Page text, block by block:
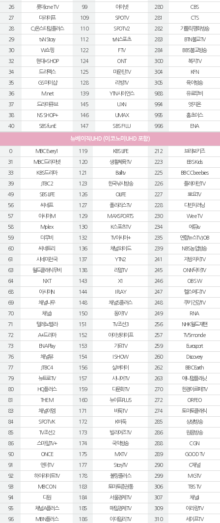
26
롯데 one TV
27
더라이프
28
CJ온스타일플러스
29
tvN Story
30
W쇼핑
32
현대+SHOP
34
드라맥스
35
GS마이샵
36
M.net
37
드라마큐브
38
NS SHOP+
40
SBS funE
99
아이넷
109
SPOTV
110
SPOTV2
112
tvN스포츠
122
FTV
124
ONT
125
마운틴TV
128
리빙TV
139
YTN사이언스
145
UXN
146
UMAX
147
SBS F!L U
280
CBS
281
CTS
282
가톨릭평화방송
283
BTN불교TV
284
BBS불교방송
300
복지TV
304
KFN
305
육아방송
988
유로무비
994
엣지온
995
홈초이스
996
ENA
뉴베이직UHD (이코노미UHD 포함)
0
MBC Every1
31
MBC드라마넷
33
KBS드라마
39
JTBC2
49
SBS LIFE
56
씨네프
57
아시아M
58
Mplex
59
더무비
60
씨네트리
61
시네마천국
63
월드클래식무비
64
NXT
68
아시아N
69
채널나우
70
채널J
71
텔레노벨라
72
A+드라마
73
ENA Play
76
채널뷰
77
JTBC4
79
뉴트로TV
80
HQ플러스
81
THE M
83
채널이엠
84
SPOTV K
85
TV조선2
86
스마일TV+
90
ONCE
91
엔터TV
92
하이라이트TV
93
MBC ON
94
디원
95
채널A플러스
96
MBN플러스
119
KBS LIFE
120
생활체육TV
121
Ball tv
123
한국낚시방송
126
OLIFE
127
폴라리스TV
129
MAXSPORTS
130
K스포츠TV
132
TV아시아+
136
채널와이드
137
YTN2
138
리얼TV
143
X1
144
I PLAY
148
채널S플러스
150
동아TV
151
TV조선3
152
아이넷라이프
153
가요TV
154
I SHOW
156
실버아이
157
시니어TV
159
다문화TV
160
뉴이프PLUS
171
바둑TV
172
K바둑
173
빌리어즈TV
174
국악방송
175
MXTV
177
StoryTV
178
볼링플러스
183
토마토증권통
184
서울경제TV
185
매일경제TV
186
이데일리TV
212
브라보키즈
223
EBS Kids
225
BBC Cbeebies
226
플레이런TV
227
뽀요TV
228
다빈치러닝
230
Wee TV
234
에듀tv
235
연합뉴스TV JOB
239
NBS농업방송
241
지방자치TV
245
ONN닥터TV
246
OBS W
247
헬스메디TV
248
쿠키건강TV
249
RNA
256
NHK월드재팬
257
TV5monde
259
Eurosport
260
Discovery
262
BBC Earth
263
애니멀플래닛
270
한경아르떼TV
272
ORFEO
274
토마토클래식
285
상생방송
286
원음방송
288
CGN
289
GOOD TV
290
C채널
299
MGTV
306
TBS TV
307
채널i
309
아리랑TV
310
세이프TV